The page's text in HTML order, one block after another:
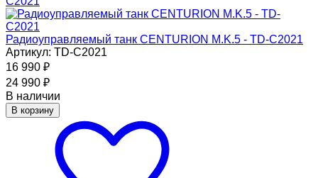
Радиоуправляемый танк CENTURION M.K.5 - TD-C2021
Артикул: TD-C2021
16 990 ₽
24 990 ₽
В наличии
В корзину